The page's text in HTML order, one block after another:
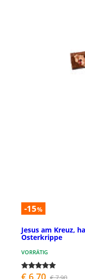
-15%
Jesus am Kreuz,
Osterkrippe
VORRÄTIG